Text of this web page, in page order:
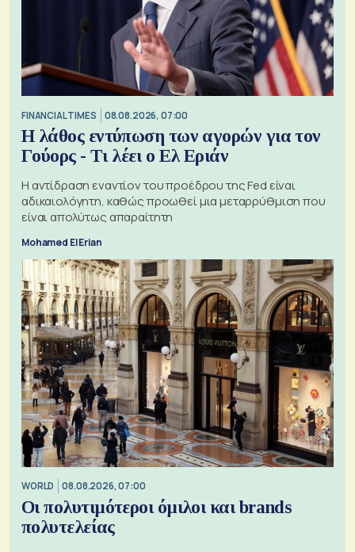
FINANCIAL TIMES 08.08.2026, 07:00
Η λάθος εντύπωση των αγορών για τον
Γούορς - Τι λέει ο Ελ Εριάν
Η αντίδραση εναντίον του προέδρου της Fed είναι
αδικαιολόγητη, καθώς προωθεί μια μεταρρύθμιση που
είναι απολύτως απαραίτητη
Mohamed El Erian
WORLD 08.08.2026, 07:00
Οι πολυτιμότεροι όμιλοι και brands
πολυτελείας